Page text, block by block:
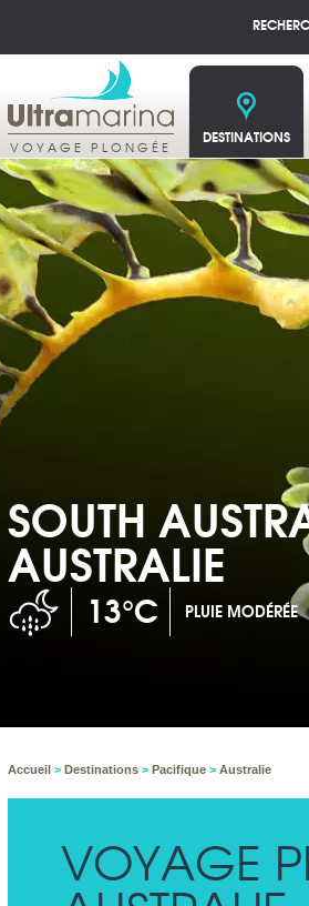
VOYAGE PLONGÉE DESTINATIONS
SOUTH
AUSTRALIE
13°C PLUIE MODÉRÉE
Accueil > Destinations > Pacifique > Australie
VOYAGE